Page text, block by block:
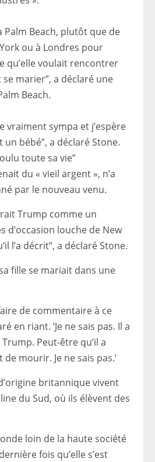
Palm Beach, plutôt que de
ou à Londres pour
qu’elle voulait rencontrer
marier”, a déclaré une
Beach.
vraiment sympa et j’espère
un bébé”, a déclaré Stone.
toute sa vie”
du « vieil argent », n’a
par le nouveau venu.
Trump comme un
d’occasion louche de New
l’a décrit”, a déclaré Stone.
fille se mariait dans une
de commentaire à ce
en riant. ‘Je ne sais pas. Il a
Peut-être qu’il a
de mourir. Je ne sais pas.’
britannique vivent
du Sud, où ils élèvent des
loin de la haute société
fois qu’elle s’est